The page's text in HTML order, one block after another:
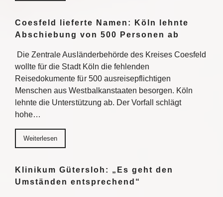
Coesfeld lieferte Namen: Köln lehnte
Abschiebung von 500 Personen ab
Die Zentrale Ausländerbehörde des Kreises Coesfeld
wollte für die Stadt Köln die fehlenden
Reisedokumente für 500 ausreisepflichtigen
Menschen aus Westbalkanstaaten besorgen. Köln
lehnte die Unterstützung ab. Der Vorfall schlägt
hohe…
Weiterlesen
Klinikum Gütersloh: „Es geht den
Umständen entsprechend“